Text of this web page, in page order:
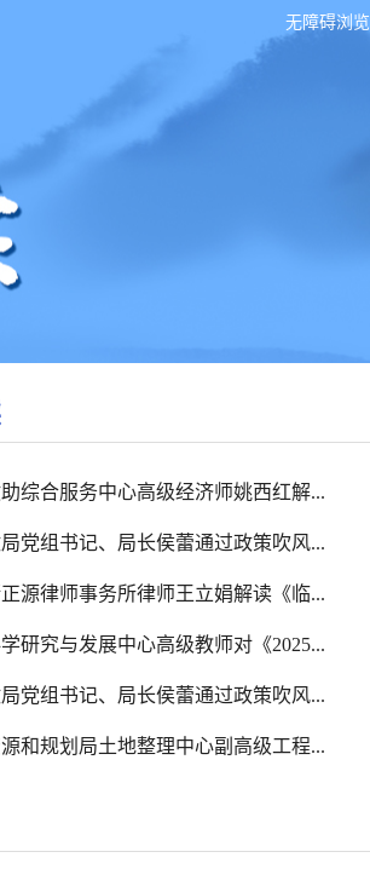
无障碍浏览
综合服务中心高级经济师姚西红解...
党组书记、局长侯蕾通过政策吹风...
源律师事务所律师王立娟解读《临...
研究与发展中心高级教师对《2025...
党组书记、局长侯蕾通过政策吹风...
和规划局土地整理中心副高级工程...